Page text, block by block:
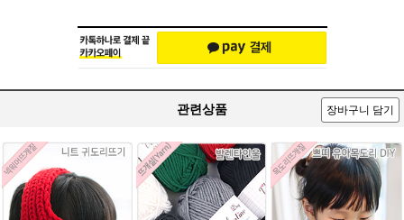
관련상품 장바구니 담기